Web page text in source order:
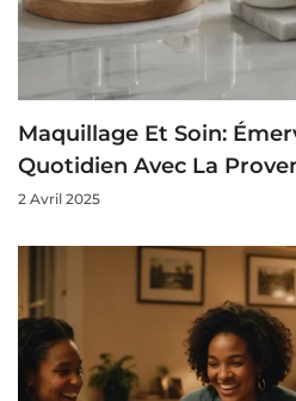
Maquillage Et Soin:
Quotidien Avec La
2 Avril 2025